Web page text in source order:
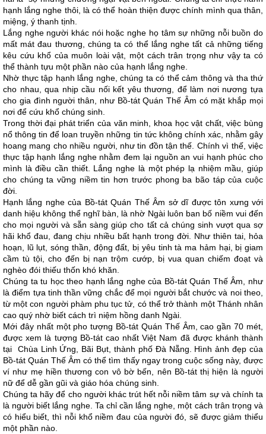
hạnh lắng nghe thôi, là có thể hoàn thiện được chính mình qua thân,
miệng, ý thanh tịnh.
Lắng nghe người khác nói hoặc nghe họ tâm sự những nỗi buồn do
mất mát đau thương, chúng ta có thể lắng nghe tất cả những tiếng
kêu cứu khổ của muôn loài vật, một cách trân trọng như vậy ta có
thể thành tựu một phần nào của hạnh lắng nghe.
Nhờ thực tập hạnh lắng nghe, chúng ta có thể cảm thông và tha thứ
cho nhau, qua nhịp cầu nối kết yêu thương, để làm nơi nương tựa
cho gia đình người thân, như Bồ-tát Quán Thế Âm có mặt khắp mọi
nơi để cứu khổ chúng sinh.
Trong thời đại phát triển của văn minh, khoa học vật chất, việc bùng
nổ thông tin để loan truyền những tin tức không chính xác, nhằm gây
hoang mang cho nhiều người, như tin đồn tận thế. Chính vì thế, việc
thực tập hạnh lắng nghe nhằm đem lại nguồn an vui hạnh phúc cho
mình là điều cần thiết. Lắng nghe là một phép lạ nhiệm mầu, giúp
cho chúng ta vững niềm tin hơn trước phong ba bão táp của cuộc
đời.
Hạnh lắng nghe của Bồ-tát Quán Thế Âm sở dĩ được tôn xưng với
danh hiệu không thể nghĩ bàn, là nhờ Ngài luôn ban bố niềm vui đến
cho mọi người và sẵn sàng giúp cho tất cả chúng sinh vượt qua sợ
hãi khổ đau, đang chịu nhiều bất hạnh trong đời. Như thiên tai, hỏa
hoạn, lũ lụt, sóng thần, động đất, bị yêu tinh tà ma hảm hại, bị giam
cầm tù tội, cho đến bị nạn trộm cướp, bị vua quan chiếm đoạt và
nghèo đói thiếu thốn khó khăn.
Chúng ta tu học theo hạnh lắng nghe của Bồ-tát Quán Thế Âm, như
là điểm tựa tinh thần vững chắc để mọi người bắt chước và noi theo,
từ một con người phàm phu tục tử, có thể trở thành một Thánh nhân
cao quý nhờ biết cách trì niệm hồng danh Ngài.
Mới đây nhất một pho tượng Bồ-tát Quán Thế Âm, cao gần 70 mét,
được xem là tượng Bồ-tát cao nhất Việt Nam đã được khánh thành
tại Chùa Linh Ứng, Bãi Bụt, thành phố Đà Nẵng. Hình ảnh đẹp của
Bồ-tát Quán Thế Âm có thể tìm thấy ngay trong cuộc sống này, được
ví như mẹ hiền thương con vô bờ bến, nên Bồ-tát thị hiện là người
nữ để dễ gần gũi và giáo hóa chúng sinh.
Chúng ta hãy để cho người khác trút hết nỗi niềm tâm sự và chính ta
là người biết lắng nghe. Ta chỉ cần lắng nghe, một cách trân trọng và
có hiểu biết, thì nỗi khổ niềm đau của người đó, sẽ được giảm thiểu
một phần nào.